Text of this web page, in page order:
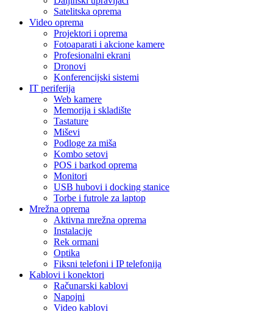
Satelitska oprema
Video oprema
Projektori i oprema
Fotoaparati i akcione kamere
Profesionalni ekrani
Dronovi
Konferencijski sistemi
IT periferija
Web kamere
Memorija i skladište
Tastature
Miševi
Podloge za miša
Kombo setovi
POS i barkod oprema
Monitori
USB hubovi i docking stanice
Torbe i futrole za laptop
Mrežna oprema
Aktivna mrežna oprema
Instalacije
Rek ormani
Optika
Fiksni telefoni i IP telefonija
Kablovi i konektori
Računarski kablovi
Napojni
Video kablovi